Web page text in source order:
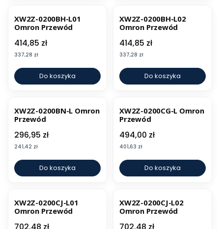
XW2Z-0200BH-L01
Omron Przewód
Cena
414,85 zł
Cena
337,28 zł
Do koszyka
XW2Z-0200BH-L02
Omron Przewód
Cena
414,85 zł
Cena
337,28 zł
Do koszyka
XW2Z-0200BN-L Omron
Przewód
Cena
296,95 zł
Cena
241,42 zł
Do koszyka
XW2Z-0200CG-L Omron
Przewód
Cena
494,00 zł
Cena
401,63 zł
Do koszyka
XW2Z-0200CJ-L01
Omron Przewód
Cena
702,48 zł
XW2Z-0200CJ-L02
Omron Przewód
Cena
702,48 zł